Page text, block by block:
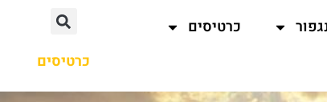
כרטיסים
כרטיסים